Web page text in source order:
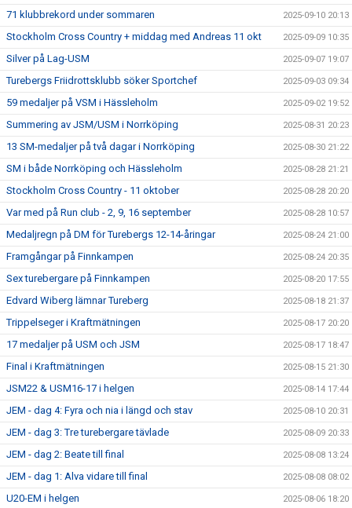
71 klubbrekord under sommaren 2025-09-10 20:13
Stockholm Cross Country + middag med Andreas 11 okt 2025-09-09 10:35
Silver på Lag-USM 2025-09-07 19:07
Turebergs Friidrottsklubb söker Sportchef 2025-09-03 09:34
59 medaljer på VSM i Hässleholm 2025-09-02 19:52
Summering av JSM/USM i Norrköping 2025-08-31 20:23
13 SM-medaljer på två dagar i Norrköping 2025-08-30 21:22
SM i både Norrköping och Hässleholm 2025-08-28 21:21
Stockholm Cross Country - 11 oktober 2025-08-28 20:20
Var med på Run club - 2, 9, 16 september 2025-08-28 10:57
Medaljregn på DM för Turebergs 12-14-åringar 2025-08-24 21:00
Framgångar på Finnkampen 2025-08-24 20:35
Sex turebergare på Finnkampen 2025-08-20 17:55
Edvard Wiberg lämnar Tureberg 2025-08-18 21:37
Trippelseger i Kraftmätningen 2025-08-17 20:20
17 medaljer på USM och JSM 2025-08-17 18:47
Final i Kraftmätningen 2025-08-15 21:30
JSM22 & USM16-17 i helgen 2025-08-14 17:44
JEM - dag 4: Fyra och nia i längd och stav 2025-08-10 20:31
JEM - dag 3: Tre turebergare tävlade 2025-08-09 20:33
JEM - dag 2: Beate till final 2025-08-08 13:24
JEM - dag 1: Alva vidare till final 2025-08-08 08:02
U20-EM i helgen 2025-08-06 18:20